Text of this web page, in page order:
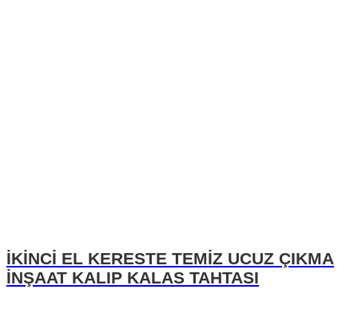
İKİNCİ EL KERESTE TEMİZ UCUZ ÇIKMA
İNŞAAT KALIP KALAS TAHTASI